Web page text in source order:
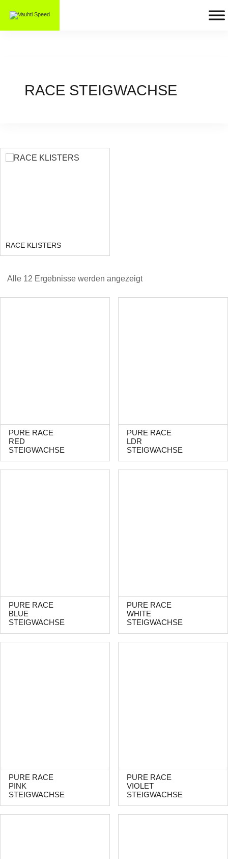
RACE STEIGWACHSE
RACE KLISTERS
Alle 12 Ergebnisse werden angezeigt
PURE RACE
RED
STEIGWACHSE
PURE RACE
LDR
STEIGWACHSE
PURE RACE
BLUE
STEIGWACHSE
PURE RACE
WHITE
STEIGWACHSE
PURE RACE
PINK
STEIGWACHSE
PURE RACE
VIOLET
STEIGWACHSE